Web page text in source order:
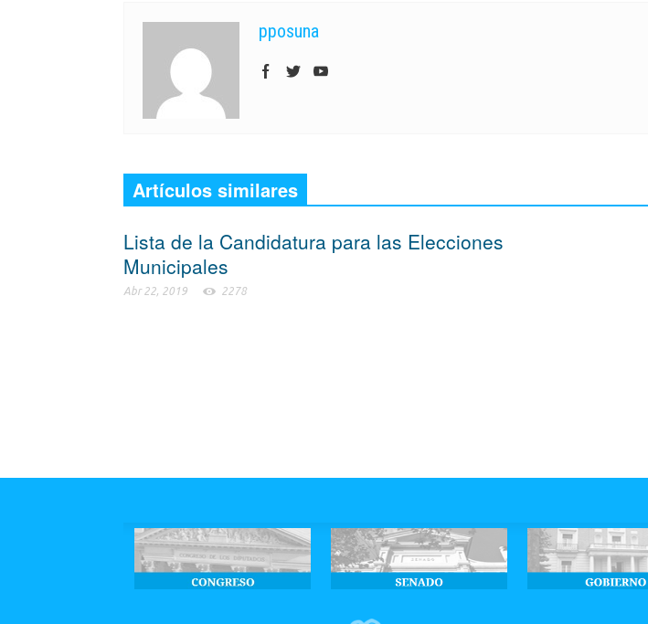
pposuna
Artículos similares
Lista de la Candidatura para las Elecciones
Municipales
Abr 22, 2019 2278